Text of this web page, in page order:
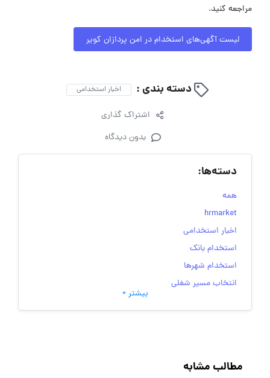
مراجعه کنید.
لیست آگهی‌های استخدام در امن پردازان کویر
دسته بندی : اخبار استخدامی
اشتراک گذاری
بدون دیدگاه
دسته‌ها:
همه
hrmarket
اخبار استخدامی
استخدام بانک
استخدام شهرها
انتخاب مسیر شغلی
به‌روزرسانی‌های سایت (کارجویی)
رزومه
بیشتر +
مطالب مشابه